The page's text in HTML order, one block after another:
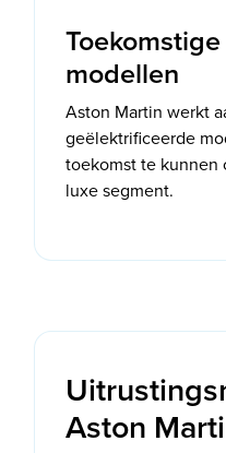
modellen
Aston Martin werkt
geëlektrificeerde
toekomst te kunnen
luxe segment.
Aston